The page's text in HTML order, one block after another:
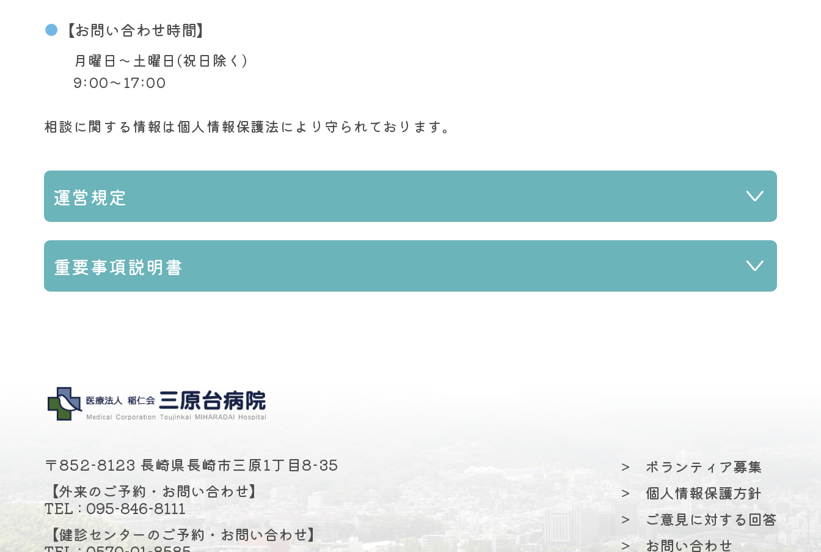
● 【お問い合わせ時間】
月曜日～土曜日(祝日除く)
9:00～17:00
相談に関する情報は個人情報保護法により守られております。
運営規定
医療法人稲仁会 居宅介護事業所 ヘルパーステーション三原の園 運営規程
ヘルパーステーション三原の園 運営規程
ヘルパーステーション三原の園 運営規程
ヘルパーステーション三原の園 介護予防訪問介護相当サービス 運営規程
重要事項説明書
居宅介護事業所ヘルパーステーション三原の園 重要事項説明書
ヘルパーステーション三原の園 重要事項説明書
ヘルパーステーション三原の園 重要事項説明書
〒852-8123 長崎県長崎市三原1丁目8-35
【外来のご予約・お問い合わせ】
TEL : 095-846-8111
【健診センターのご予約・お問い合わせ】
＞
ボランティア募集
＞
個人情報保護方針
＞
ご意見に対する回答
＞
お問い合わせ